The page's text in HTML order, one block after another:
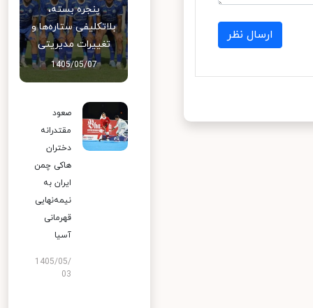
ارسال نظر
پنجره بسته،
بلاتکلیفی ستاره‌ها و
تغییرات مدیریتی
1405/05/07
صعود
مقتدرانه
دختران
هاکی چمن
ایران به
نیمه‌نهایی
قهرمانی
آسیا
1405/05/
03